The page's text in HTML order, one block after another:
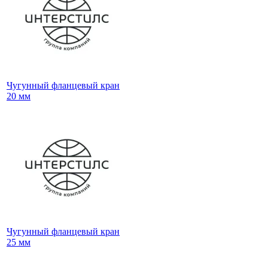
Чугунный фланцевый кран
20 мм
Чугунный фланцевый кран
25 мм